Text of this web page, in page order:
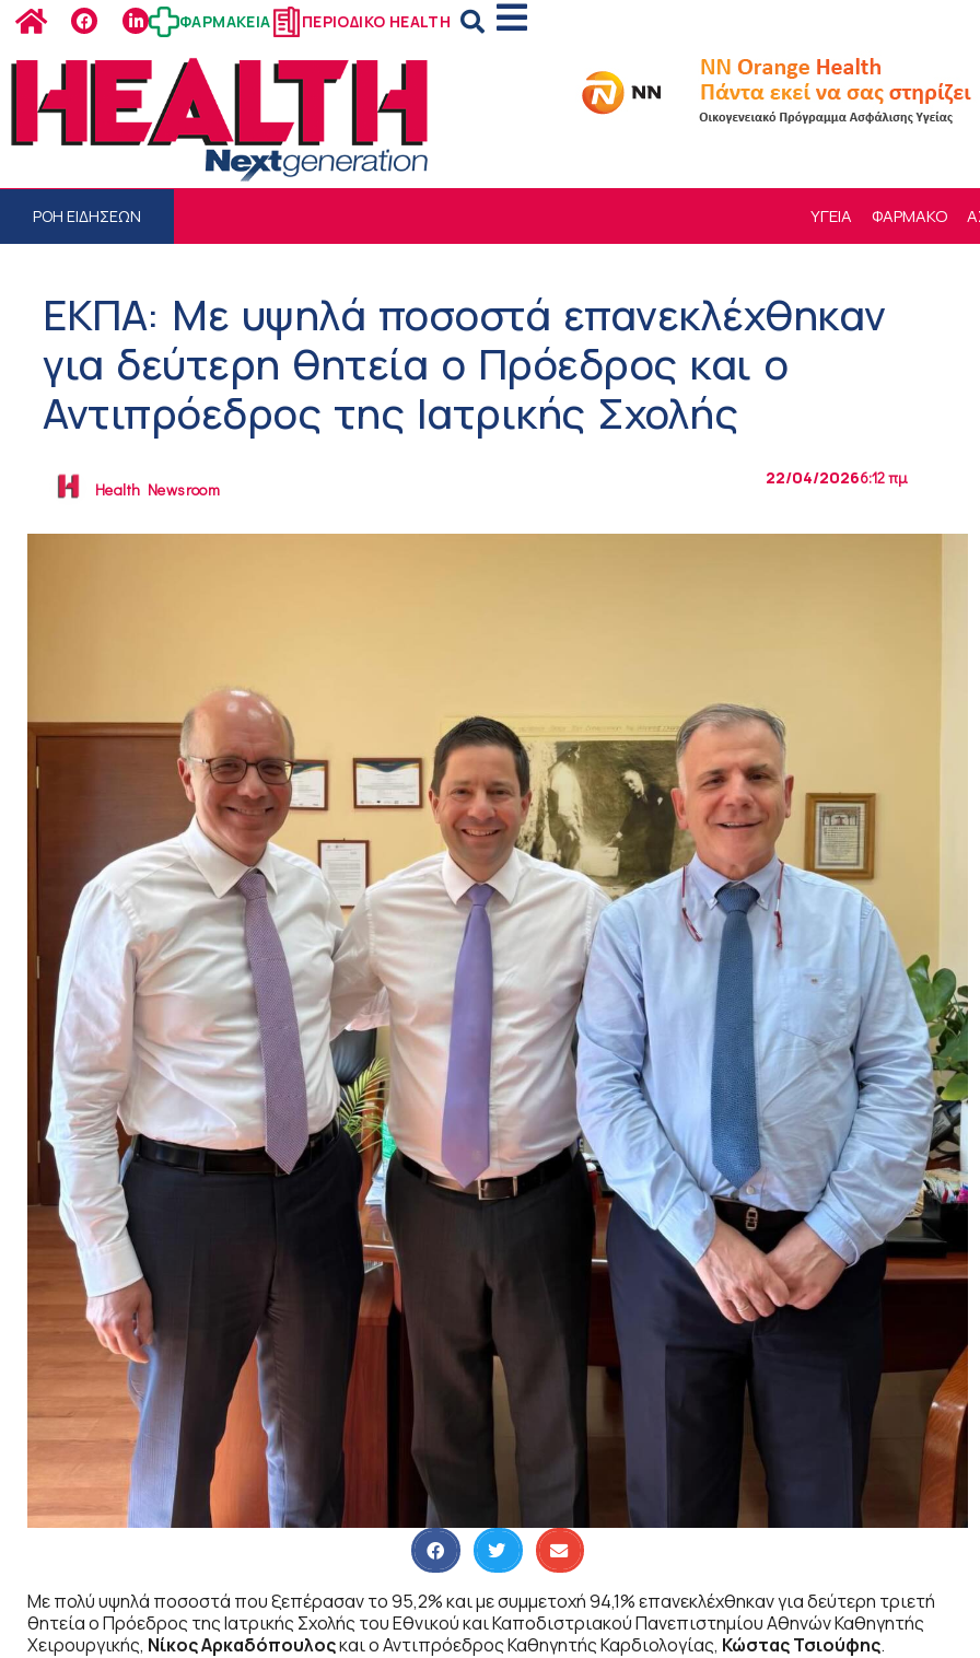
ΦΑΡΜΑΚΕΙΑ ΠΕΡΙΟΔΙΚΟ HEALTH
ΡΟΗ ΕΙΔΗΣΕΩΝ ΥΓΕΙΑ ΦΑΡΜΑΚΟ
ΕΚΠΑ: Με υψηλά ποσοστά επανεκλέχθηκαν
για δεύτερη θητεία ο Πρόεδρος και ο
Αντιπρόεδρος της Ιατρικής Σχολής
Health Newsroom
22/04/20266:12 πμ
Με πολύ υψηλά ποσοστά που ξεπέρασαν το 95,2% και με συμμετοχή 94,1% επανεκλέχθηκαν για δεύτερη τριετή
θητεία ο Πρόεδρος της Ιατρικής Σχολής του Εθνικού και Καποδιστριακού Πανεπιστημίου Αθηνών Καθηγητής
Χειρουργικής, Νίκος Αρκαδόπουλοςκαι ο Αντιπρόεδρος Καθηγητής Καρδιολογίας, Κώστας Τσιούφης.